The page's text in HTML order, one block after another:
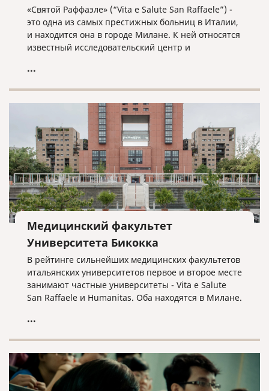
«Святой Раффаэле» (“Vita e Salute San Raffaele”) -
это одна из самых престижных больниц в Италии,
и находится она в городе Милане. К ней относятся
известный исследовательский центр и
переводится как «Жизнь и Здоровье». В данном
университетов мира, и на 151-200 месте в
рейтинге медицинских университетов мира.
...
Медицинский факультет
Университета Бикокка
В рейтинге сильнейших медицинских факультетов
итальянских университетов первое и второе месте
занимают частные университеты - Vita e Salute
San Raffaele и Humanitas. Оба находятся в Милане.
иностранцев, потому что обучение проходит
...